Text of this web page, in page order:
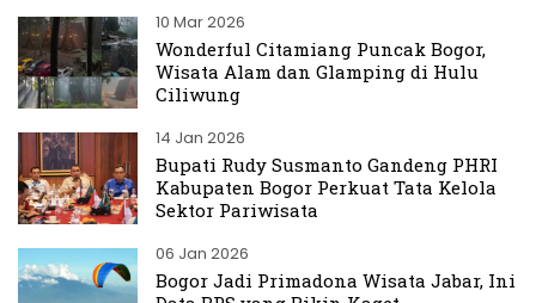
10 Mar 2026
Wonderful Citamiang Puncak Bogor,
Wisata Alam dan Glamping di Hulu
Ciliwung
14 Jan 2026
Bupati Rudy Susmanto Gandeng PHRI
Kabupaten Bogor Perkuat Tata Kelola
Sektor Pariwisata
06 Jan 2026
Bogor Jadi Primadona Wisata Jabar, Ini